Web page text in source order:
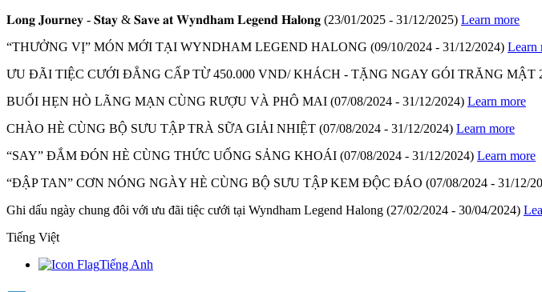
𝐋𝐨𝐧𝐠 𝐉𝐨𝐮𝐫𝐧𝐞𝐲 - 𝐒𝐭𝐚𝐲 & 𝐒𝐚𝐯𝐞 𝐚𝐭 𝐖𝐲𝐧𝐝𝐡𝐚𝐦 𝐋𝐞𝐠𝐞𝐧𝐝 𝐇𝐚𝐥𝐨𝐧𝐠 (23/01/2025 - 31/12/2025) Learn more
“THƯỞNG VỊ” MÓN MỚI TẠI WYNDHAM LEGEND HALONG (09/10/2024 - 31/12/2024) Learn
ƯU ĐÃI TIỆC CƯỚI ĐẲNG CẤP TỪ 450.000 VND/ KHÁCH - TẶNG NGAY GÓI TRĂNG MẬT
BUỔI HẸN HÒ LÃNG MẠN CÙNG RƯỢU VÀ PHÔ MAI (07/08/2024 - 31/12/2024) Learn more
CHÀO HÈ CÙNG BỘ SƯU TẬP TRÀ SỮA GIẢI NHIỆT (07/08/2024 - 31/12/2024) Learn more
“SAY” ĐẮM ĐÓN HÈ CÙNG THỨC UỐNG SẢNG KHOÁI (07/08/2024 - 31/12/2024) Learn more
“ĐẬP TAN” CƠN NÓNG NGÀY HÈ CÙNG BỘ SƯU TẬP KEM ĐỘC ĐÁO (07/08/2024 - 31/12/
Ghi dấu ngày chung đôi với ưu đãi tiệc cưới tại Wyndham Legend Halong (27/02/2024 - 30/04/2024)
Tiếng Việt
Tiếng Anh